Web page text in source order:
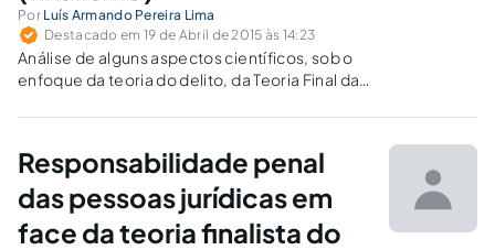
Por Luís Armando Pereira Lima
Destacado em 19 de Abril de 2015 às 14:23
Análise de alguns aspectos científicos, sob o
enfoque da teoria do delito, da Teoria Final da
Responsabilidade penal
das pessoas jurídicas em
face da teoria finalista do